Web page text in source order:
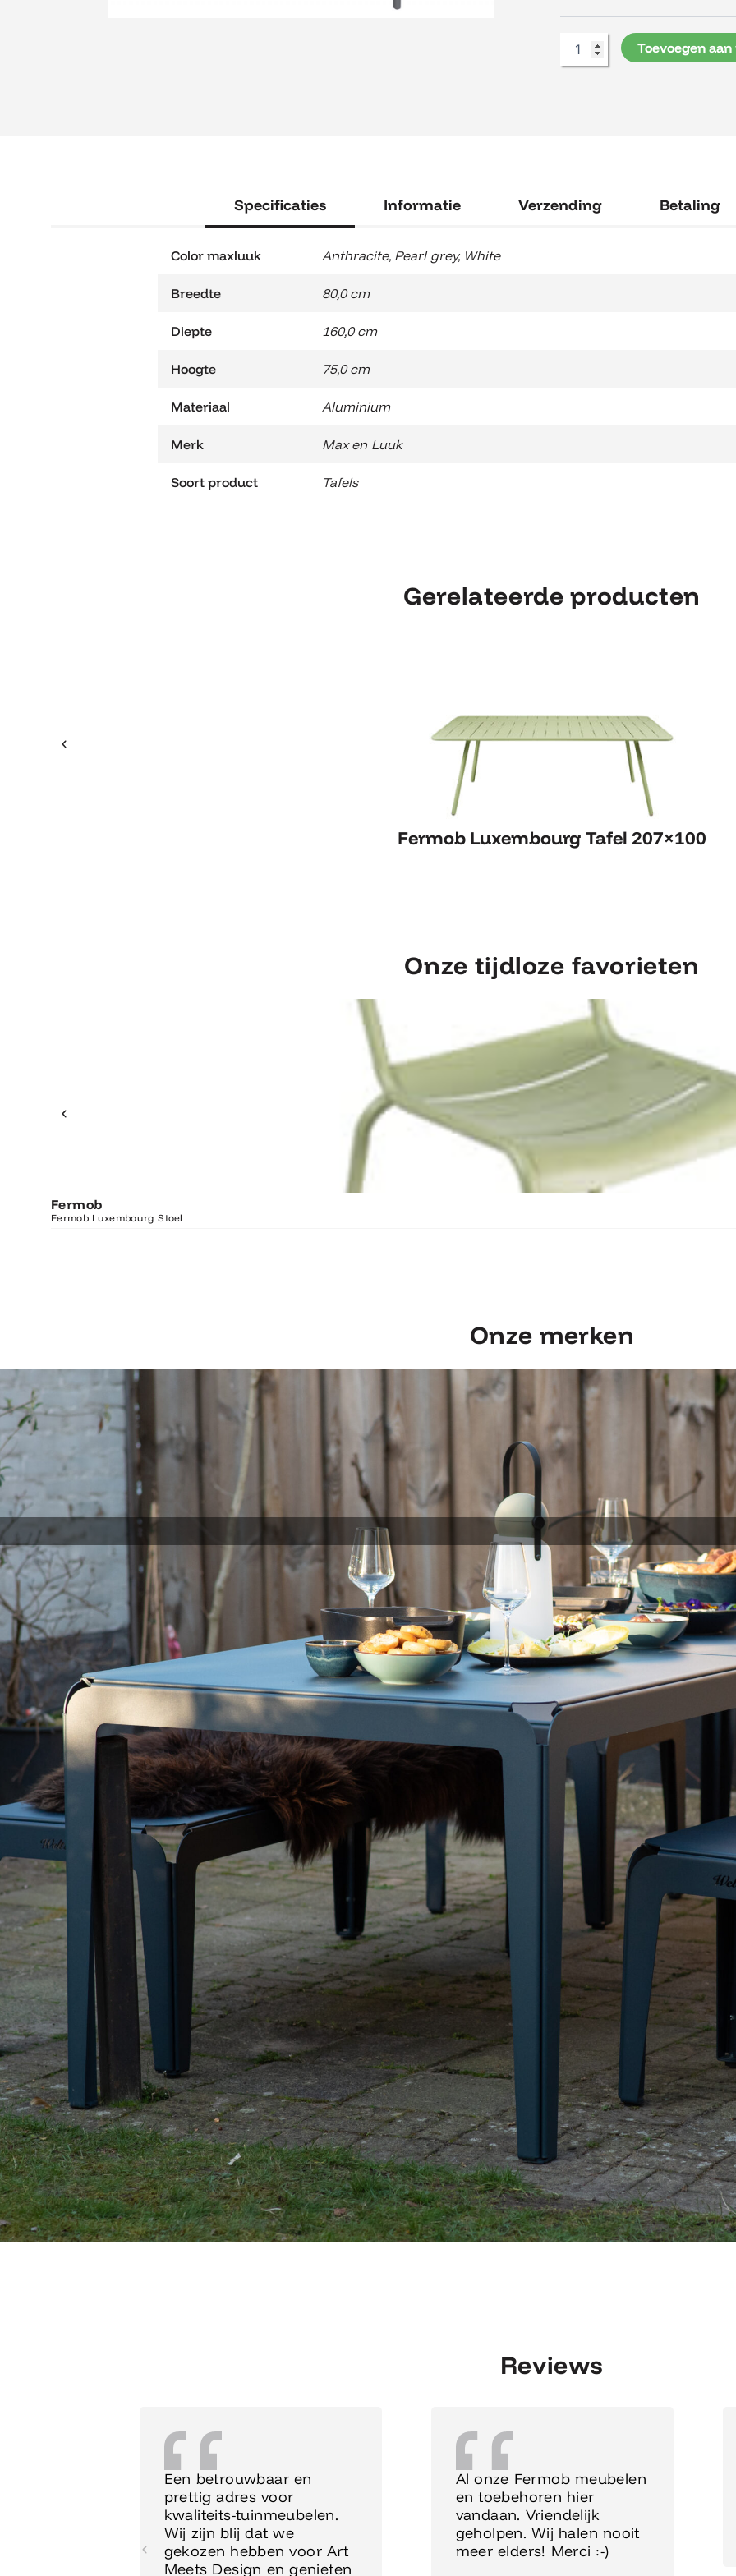
Tafel
aantal
Toevoegen
Specificaties Informatie Verzending Betaling
Color maxluuk Anthracite, Pearl grey, White
Breedte 80,0 cm
Diepte 160,0 cm
Hoogte 75,0 cm
Materiaal Aluminium
Merk Max en Luuk
Soort product Tafels
Gerelateerde producten
Fermob Luxembourg Tafel 207×100
Fermob Luxembourg Tafel 207×100
Onze tijdloze favorieten
Fermob
Fermob Luxembourg Stoel
Onze merken
Reviews
Een betrouwbaar en
prettig adres voor
kwaliteits-tuinmeubelen.
Wij zijn blij dat we
gekozen hebben voor Art
Meets Design en genieten
Al onze Fermob meubelen
en toebehoren hier
vandaan. Vriendelijk
geholpen. Wij halen nooit
meer elders! Merci :-)